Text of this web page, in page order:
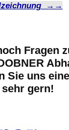
→→
Fragen
Sie uns
sehr gern!